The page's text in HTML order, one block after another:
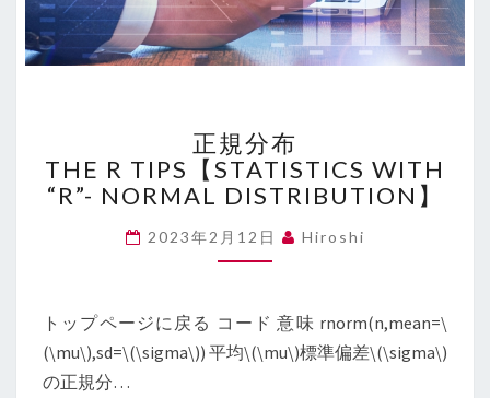
規
分
布
R
TIPS【STATISTICS
“R”-
NORMAL
DISTRIBUTION】
正規分布
THE R TIPS【STATISTICS WITH
“R”- NORMAL DISTRIBUTION】
2023年2月12日 Hiroshi
トップページに戻る コード 意味 rnorm(n,mean=\
(\mu\),sd=\(\sigma\)) 平均\(\mu\)標準偏差\(\sigma\)
の正規分…